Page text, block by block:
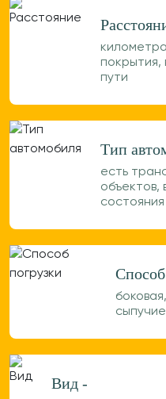
пути
Тип
есть
объектов,
сыпучие
Вид -